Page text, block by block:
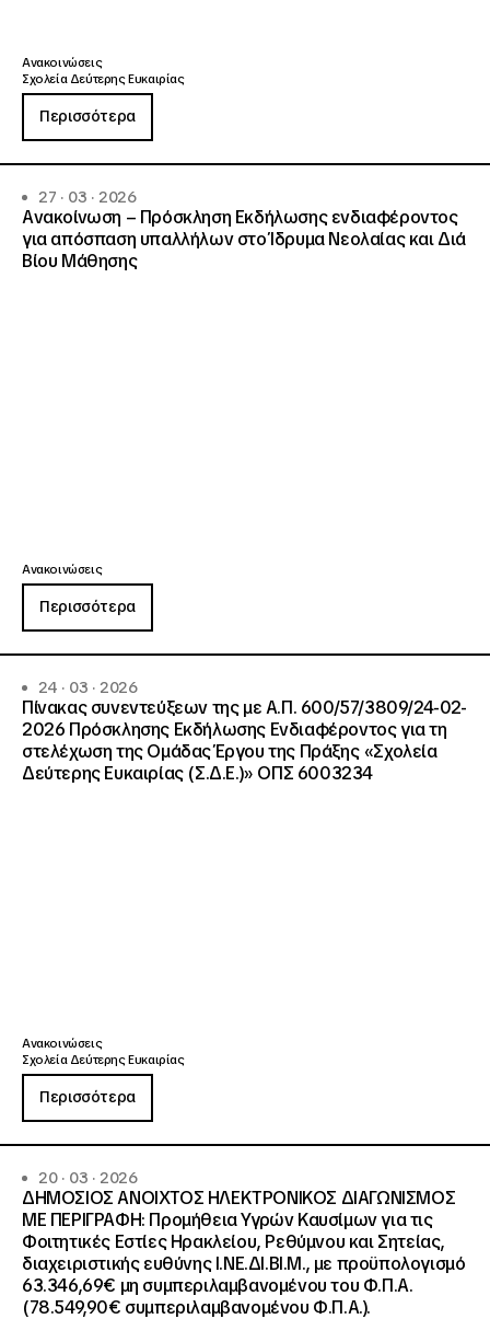
Ανακοινώσεις
Σχολεία Δεύτερης Ευκαιρίας
Περισσότερα
27 · 03 · 2026
Ανακοίνωση – Πρόσκληση Εκδήλωσης ενδιαφέροντος
για απόσπαση υπαλλήλων στο Ίδρυμα Νεολαίας και Διά
Βίου Μάθησης
Ανακοινώσεις
Περισσότερα
24 · 03 · 2026
Πίνακας συνεντεύξεων της με Α.Π. 600/57/3809/24-02-
2026 Πρόσκλησης Εκδήλωσης Ενδιαφέροντος για τη
στελέχωση της Ομάδας Έργου της Πράξης «Σχολεία
Δεύτερης Ευκαιρίας (Σ.Δ.Ε.)» ΟΠΣ 6003234
Ανακοινώσεις
Σχολεία Δεύτερης Ευκαιρίας
Περισσότερα
20 · 03 · 2026
ΔΗΜΟΣΙΟΣ ΑΝΟΙΧΤΟΣ ΗΛΕΚΤΡΟΝΙΚΟΣ ΔΙΑΓΩΝΙΣΜΟΣ
ΜΕ ΠΕΡΙΓΡΑΦΗ: Προμήθεια Υγρών Καυσίμων για τις
Φοιτητικές Εστίες Ηρακλείου, Ρεθύμνου και Σητείας,
διαχειριστικής ευθύνης Ι.ΝΕ.ΔΙ.ΒΙ.Μ., με προϋπολογισμό
63.346,69€ μη συμπεριλαμβανομένου του Φ.Π.Α.
(78.549,90€ συμπεριλαμβανομένου Φ.Π.Α.).